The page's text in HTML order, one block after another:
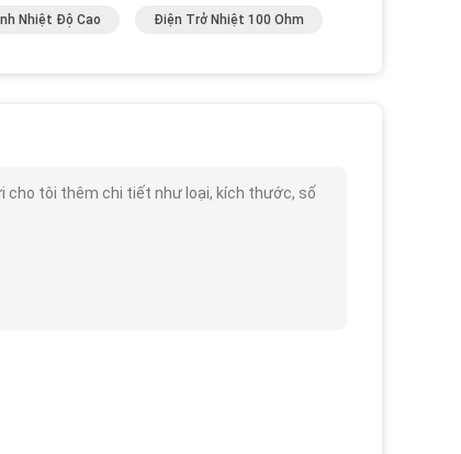
Nhiệt Độ Cao Điện Trở Nhiệt 100 Ohm
cho tôi thêm chi tiết như loại, kích thước, số